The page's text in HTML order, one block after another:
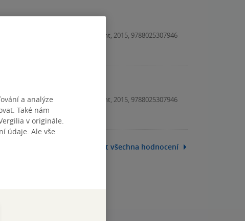
Učebnice, Fragment, 2015, 9788025307946
Učebnice, Fragment, 2015, 9788025307946
Zobrazit všechna hodnocení
a analýze
Také nám
v originále.
údaje. Ale vše